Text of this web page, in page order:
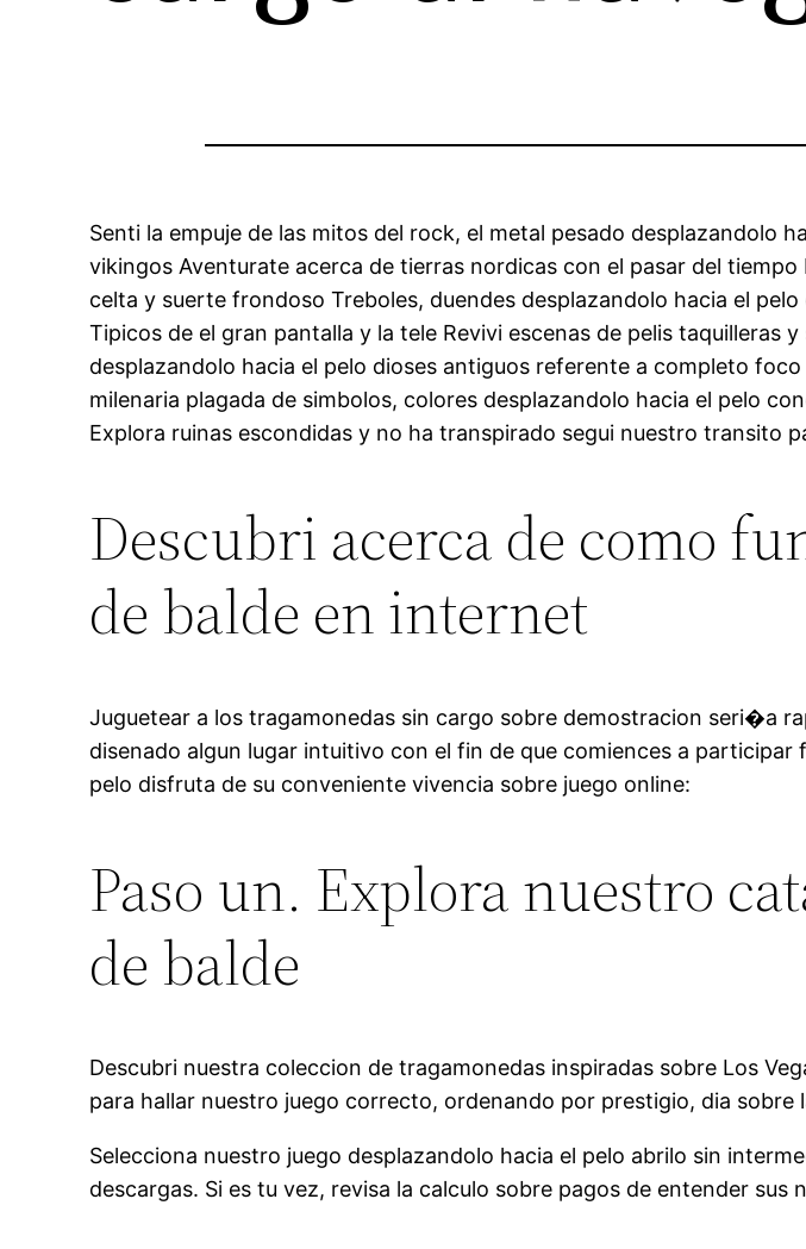
Senti la empuje de las mitos del rock, el metal pesado desplazandolo
vikingos Aventurate acerca de tierras nordicas con el pasar del
celta y suerte frondoso Treboles, duendes desplazandolo hacia el
Tipicos de el gran pantalla y la tele Revivi escenas de pelis taquilleras
desplazandolo hacia el pelo dioses antiguos referente a completo
milenaria plagada de simbolos, colores desplazandolo hacia el pelo
Explora ruinas escondidas y no ha transpirado segui nuestro transito
Descubri acerca de como
de balde en internet
Juguetear a los tragamonedas sin cargo sobre demostracion seri�a
disenado algun lugar intuitivo con el fin de que comiences a
pelo disfruta de su conveniente vivencia sobre juego online:
Paso un. Explora nuestro
de balde
Descubri nuestra coleccion de tragamonedas inspiradas sobre Los
para hallar nuestro juego correcto, ordenando por prestigio, dia sobre
Selecciona nuestro juego desplazandolo hacia el pelo abrilo sin
descargas. Si es tu vez, revisa la calculo sobre pagos de entender sus